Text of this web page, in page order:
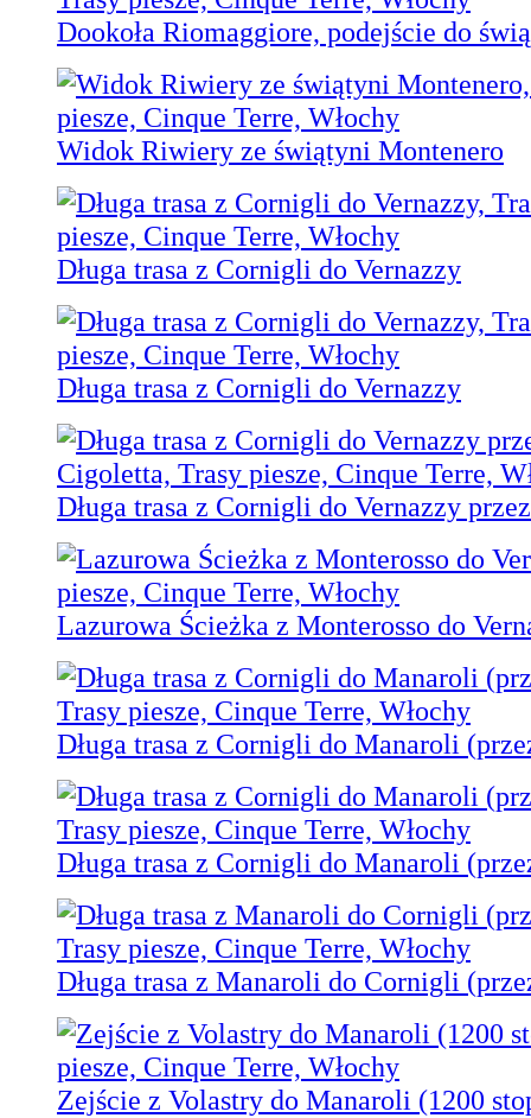
Dookoła Riomaggiore, podejście do
Widok Riwiery ze świątyni Montenero
Długa trasa z Cornigli do Vernazzy
Długa trasa z Cornigli do Vernazzy
Długa trasa z Cornigli do Vernazzy
Lazurowa Ścieżka z Monterosso do
Długa trasa z Cornigli do Manaroli
Długa trasa z Cornigli do Manaroli
Długa trasa z Manaroli do Cornigli
Zejście z Volastry do Manaroli (1200